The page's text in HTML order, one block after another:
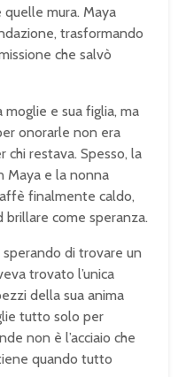
mura. Maya
trasformando
che salvò
e sua figlia, ma
onorarle non era
chi restava. Spesso, la
Maya e la nonna
finalmente caldo,
come speranza.
di trovare un
trovato l’unica
della sua anima
tutto solo per
non è l’acciaio che
quando tutto